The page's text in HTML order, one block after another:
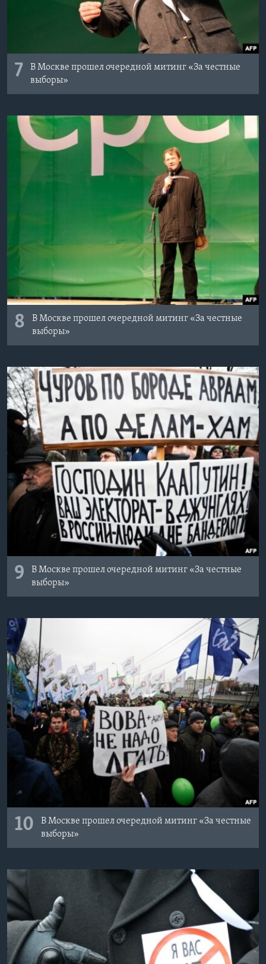
7
В Москве прошел очередной митинг «За честные
выборы»
8
В Москве прошел очередной митинг «За честные
выборы»
9
В Москве прошел очередной митинг «За честные
выборы»
10
В Москве прошел очередной митинг «За честные
выборы»